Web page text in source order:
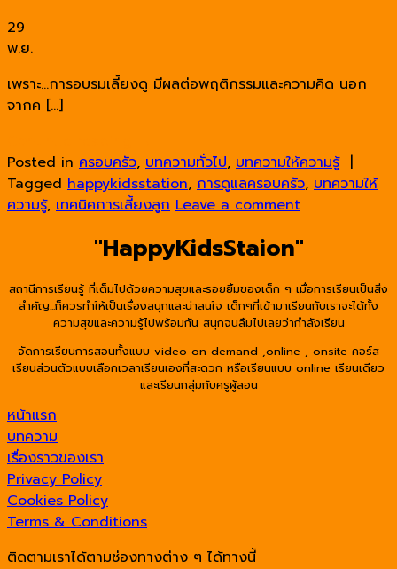
29
พ.ย.
เพราะ…การอบรมเลี้ยงดู มีผลต่อพฤติกรรมและความคิด นอก
จากค […]
Posted in ครอบครัว, บทความทั่วไป, บทความให้ความรู้ |
Tagged happykidsstation, การดูแลครอบครัว, บทความให้
ความรู้, เทคนิคการเลี้ยงลูก Leave a comment
"HappyKidsStaion"
สถานีการเรียนรู้ ที่เต็มไปด้วยความสุขและรอยยิ้มของเด็ก ๆ เมื่อการเรียนเป็นสิ่ง
สำคัญ...ก็ควรทำให้เป็นเรื่องสนุกและน่าสนใจ เด็กๆที่เข้ามาเรียนกับเราจะได้ทั้ง
ความสุขและความรู้ไปพร้อมกัน สนุกจนลืมไปเลยว่ากำลังเรียน
จัดการเรียนการสอนทั้งแบบ video on demand ,online , onsite คอร์ส
เรียนส่วนตัวแบบเลือกเวลาเรียนเองที่สะดวก หรือเรียนแบบ online เรียนเดียว
และเรียนกลุ่มกับครูผู้สอน
หน้าแรก
บทความ
เรื่องราวของเรา
Privacy Policy
Cookies Policy
Terms & Conditions
ติดตามเราได้ตามช่องทางต่าง ๆ ได้ทางนี้